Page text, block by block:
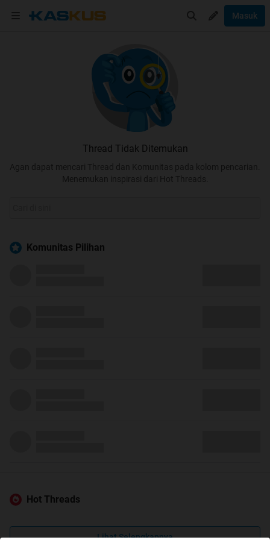
Masuk
Thread Tidak Ditemukan
Agan dapat mencari Thread dan Komunitas pada kolom pencarian.
Menemukan inspirasi dari Hot Threads.
Komunitas Pilihan
Hot Threads
Lihat Selengkapnya